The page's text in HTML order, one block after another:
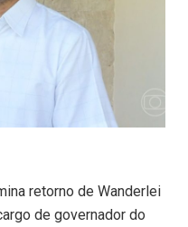
retorno de Wanderlei
de governador do